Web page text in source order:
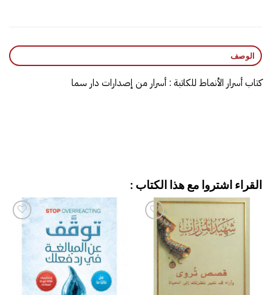
الوصف
كتاب أسرار الأنماط للكاتبة : أسرار من إصدارات دار سما
القراء اشتروا مع هذا الكتاب :
إضافة
قائمة
إضافة